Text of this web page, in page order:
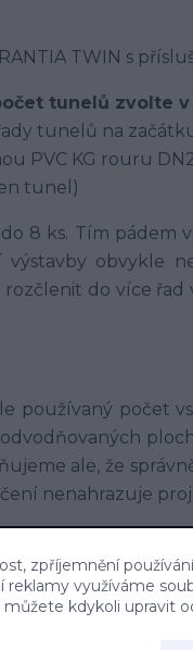
TWIN s
tunelů zvolte
tunelů na
PVC KG rouru
tunel)
8 ks. Tím pádem
obvykle
do více řad
používaný počet
ale, že
nenahrazuje
do 50 m2
1 ks
zpříjemnění
reklamy využíváme
můžete kdykoli upravit